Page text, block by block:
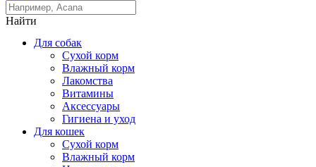
Найти
Для собак
Сухой корм
Влажный корм
Лакомства
Витамины
Аксессуары
Гигиена и уход
Для кошек
Сухой корм
Влажный корм